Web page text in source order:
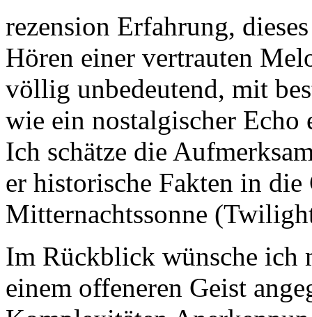
rezension Erfahrung,
Hören einer vertrauten
völlig unbedeutend, mit
wie ein nostalgischer Echo
Ich schätze die
er historische Fakten in
Mitternachtssonne
Im Rückblick wünsche ich
einem offeneren Geist